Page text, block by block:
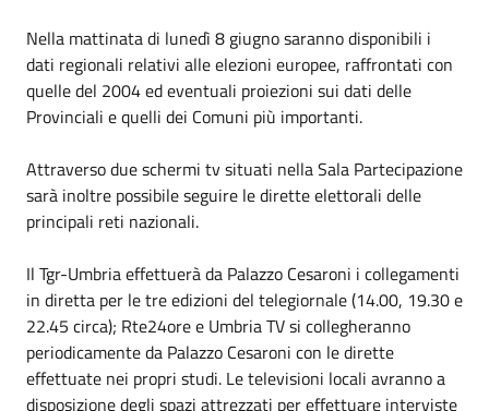
Nella mattinata di lunedì 8 giugno saranno disponibili i
dati regionali relativi alle elezioni europee, raffrontati con
quelle del 2004 ed eventuali proiezioni sui dati delle
Provinciali e quelli dei Comuni più importanti.
Attraverso due schermi tv situati nella Sala Partecipazione
sarà inoltre possibile seguire le dirette elettorali delle
principali reti nazionali.
Il Tgr-Umbria effettuerà da Palazzo Cesaroni i collegamenti
in diretta per le tre edizioni del telegiornale (14.00, 19.30 e
22.45 circa); Rte24ore e Umbria TV si collegheranno
periodicamente da Palazzo Cesaroni con le dirette
effettuate nei propri studi. Le televisioni locali avranno a
disposizione degli spazi attrezzati per effettuare interviste